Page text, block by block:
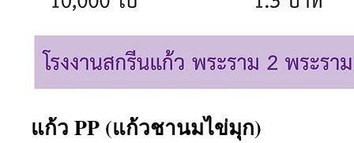
แก้ว PP (แก้วชานมไข่มุก)